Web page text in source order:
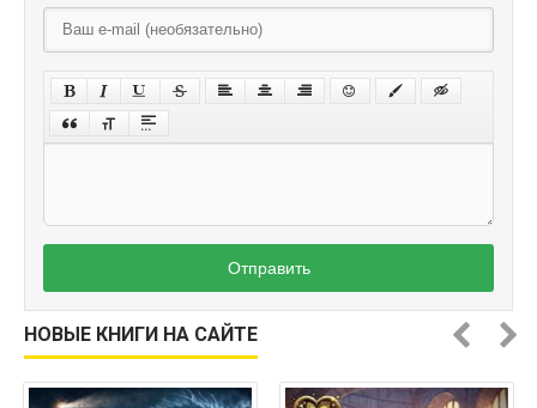
Отправить
НОВЫЕ КНИГИ НА САЙТЕ